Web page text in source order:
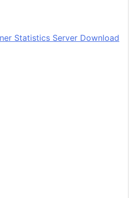
Statistics Server Download